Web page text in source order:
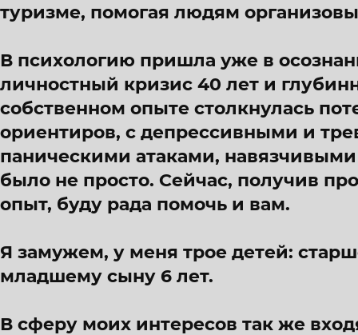
туризме, помогая людям
В психологию пришла уже в
личностный кризис 40 лет и
собственном опыте столкнулась
ориентиров, с депрессивными и
паническими атаками,
было не просто. Сейчас, получив
опыт, буду рада помочь и вам.
Я замужем, у меня трое детей:
младшему сыну 6 лет.
В сферу моих интересов так же